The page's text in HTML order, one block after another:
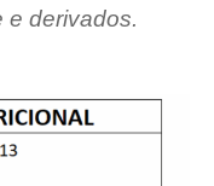
e derivados.